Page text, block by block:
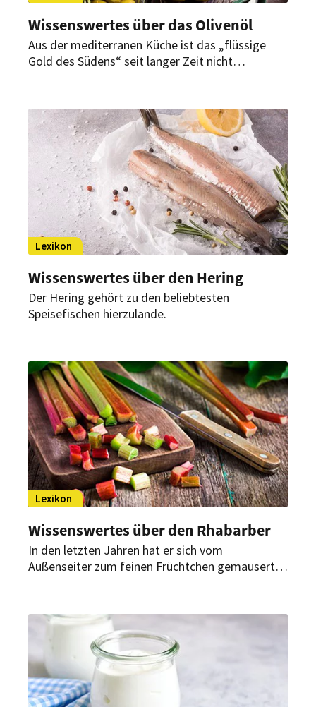
Wissenswertes über das Olivenöl
Aus der mediterranen Küche ist das „flüssige
Gold des Südens“ seit langer Zeit nicht
Lexikon
Wissenswertes über den Hering
Der Hering gehört zu den beliebtesten
Speisefischen hierzulande.
Lexikon
Wissenswertes über den Rhabarber
In den letzten Jahren hat er sich vom
Außenseiter zum feinen Früchtchen gemausert: